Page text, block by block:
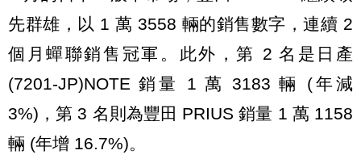
先群雄，以 1 萬 3558 輛的銷售數字，連續 2
個月蟬聯銷售冠軍。此外，第 2 名是日產
(7201-JP)NOTE 銷量 1 萬 3183 輛 (年減
3%)，第 3 名則為豐田 PRIUS 銷量 1 萬 1158
輛 (年增 16.7%)。